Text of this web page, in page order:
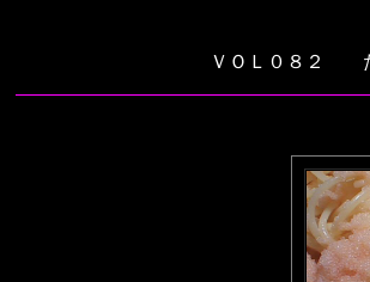
ＶＯＬ０８２ た